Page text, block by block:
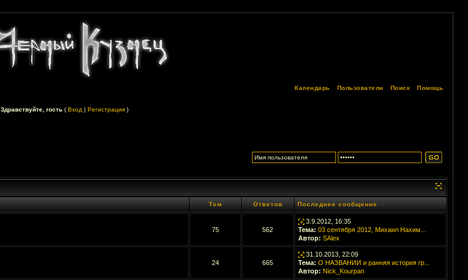
Помощь
Поиск
Пользователи
Календарь
Здравствуйте, гость (Вход |Регистрация )
Тем Ответов Последнее сообщение
75 562
3.9.2012, 16:35
Тема: 03 сентября 2012, Михаил Нахим...
Автор: SAlex
24 665
31.10.2013, 22:09
Тема: О НАЗВАНИИ и ранняя история гр...
Автор: Nick_Kourpan